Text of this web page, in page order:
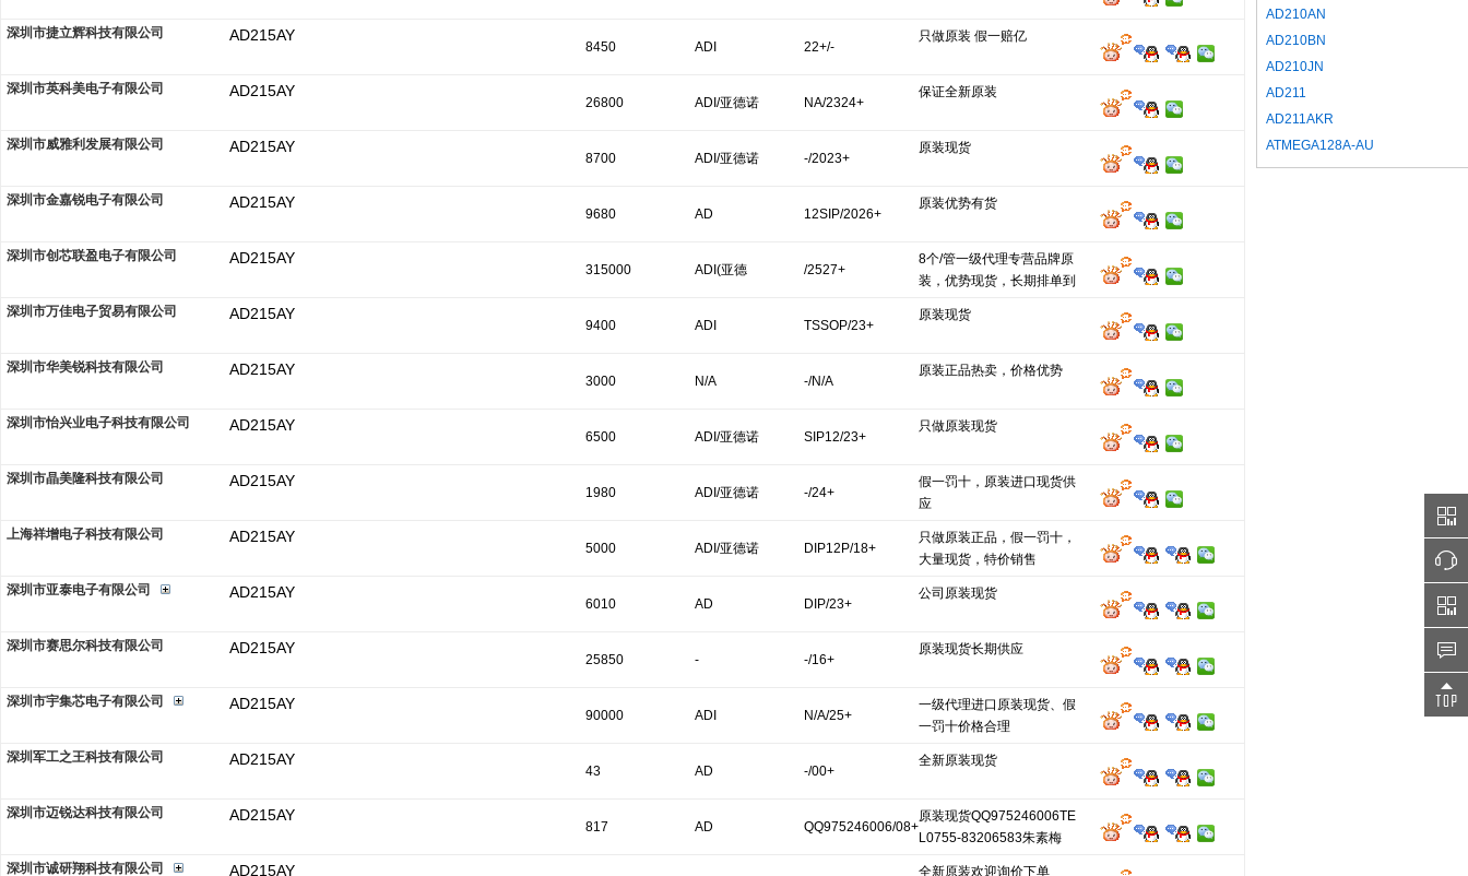
深圳市捷立辉科技有限公司 AD215AY
8450 ADI 22+/-
只做原装 假一赔亿
深圳市英科美电子有限公司 AD215AY
26800 ADI/亚德诺 NA/2324+
保证全新原装
深圳市威雅利发展有限公司 AD215AY
8700 ADI/亚德诺 -/2023+
原装现货
深圳市金嘉锐电子有限公司 AD215AY
9680 AD 12SIP/2026+
原装优势有货
深圳市创芯联盈电子有限公司 AD215AY
315000 ADI(亚德 /2527+
8个/管一级代理专营品牌原
装，优势现货，长期排单到
深圳市万佳电子贸易有限公司
AD215AY
9400 ADI TSSOP/23+
原装现货
深圳市华美锐科技有限公司 AD215AY
3000 N/A -/N/A
原装正品热卖，价格优势
深圳市怡兴业电子科技有限公司 AD215AY
6500 ADI/亚德诺 SIP12/23+
只做原装现货
深圳市晶美隆科技有限公司 AD215AY
1980 ADI/亚德诺 -/24+
假一罚十，原装进口现货供
应
上海祥增电子科技有限公司
AD215AY
5000 ADI/亚德诺 DIP12P/18+
只做原装正品，假一罚十，
大量现货，特价销售
深圳市亚泰电子有限公司
AD215AY
6010 AD DIP/23+
公司原装现货
深圳市赛思尔科技有限公司 AD215AY
25850 - -/16+
原装现货长期供应
深圳市宇集芯电子有限公司 AD215AY
90000 ADI N/A/25+
一级代理进口原装现货、假
一罚十价格合理
深圳军工之王科技有限公司
AD215AY
43 AD -/00+
全新原装现货
深圳市迈锐达科技有限公司 AD215AY
817 AD QQ975246006/08+
原装现货QQ975246006TE
L0755-83206583朱素梅
深圳市诚研翔科技有限公司
AD215AY 全新原装欢迎询价下单
AD210AN
AD210BN
AD210JN
AD211
AD211AKR
ATMEGA128A-AU